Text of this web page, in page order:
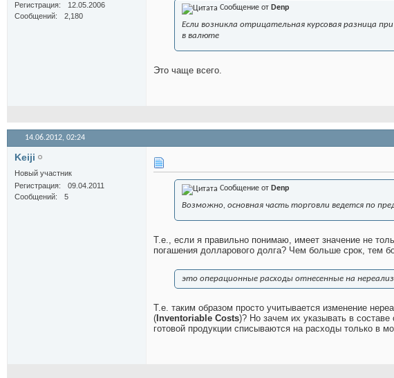
Регистрация
12.05.2006
Сообщений
2,180
Сообщение от Denp
Если возникла отрицательная курсовая разница
в валюте
Это чаще всего.
14.06.2012, 02:24
Keiji
Новый участник
Регистрация
09.04.2011
Сообщений
5
Сообщение от Denp
Возможно, основная часть торговли ведется по
Т.е., если я правильно понимаю, имеет значение не
погашения долларового долга? Чем больше срок, тем
это операционные расходы отнесенные на
Т.е. таким образом просто учитывается изменение
( Inventoriable Costs)? Но зачем их указывать в
готовой продукции списываются на расходы только в